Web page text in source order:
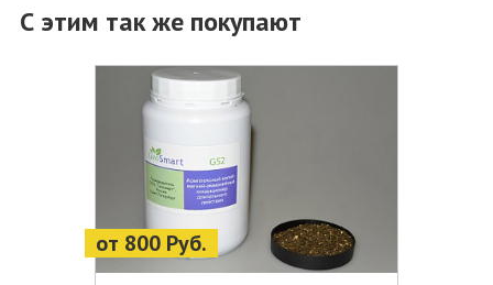
С этим так же покупают
от 800 Руб.